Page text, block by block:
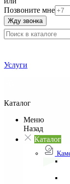
Позвоните мне
Жду звонка
Услуги
Каталог
Меню
Назад
Каталог